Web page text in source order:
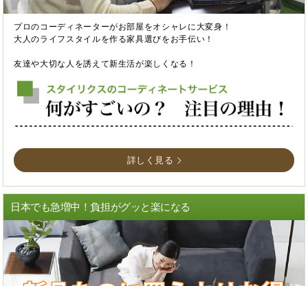
プロのコーディネーターがお部屋をオシャレに大変身！
大人のライフスタイルを作る家具選びをお手伝い！
友達や大切な人を誘えて新生活が楽しくなる！
詳しく見る
日本でも急増中！負担がグッと楽になる